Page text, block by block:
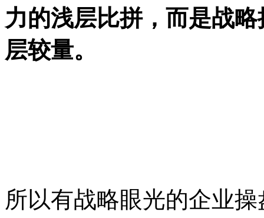
力的浅层比拼，而是战
层较量。
所以有战略眼光的企业